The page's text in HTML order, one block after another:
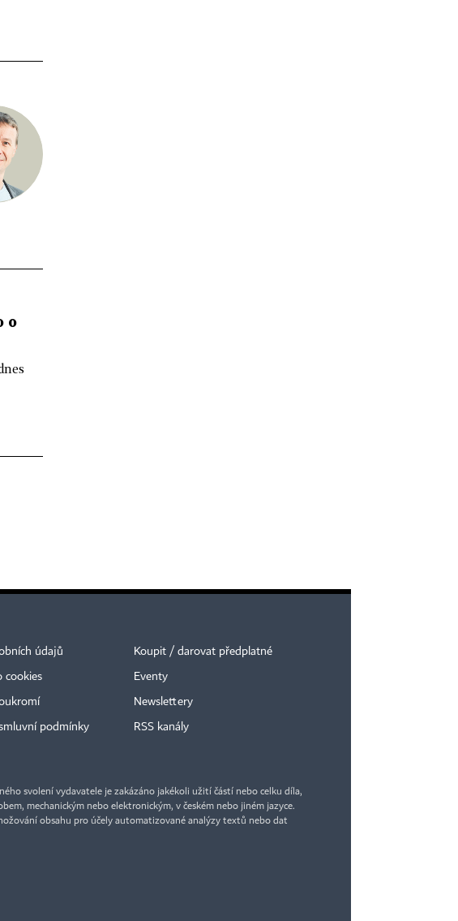
o
údajů
cookies
podmínky
Koupit / darovat předplatné
Eventy
Newslettery
RSS kanály
svolení vydavatele je zakázáno jakékoli užití částí nebo celku díla,
mechanickým nebo elektronickým, v českém nebo jiném jazyce.
obsahu pro účely automatizované analýzy textů nebo dat